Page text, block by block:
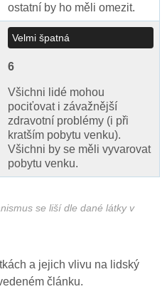
ostatní by ho měli omezit.
Velmi špatná
6
Všichni lidé mohou
pociťovat i závažnější
zdravotní problémy (i při
kratším pobytu venku).
Všichni by se měli vyvarovat
pobytu venku.
se liší dle dané látky v
a jejich vlivu na lidský
článku.